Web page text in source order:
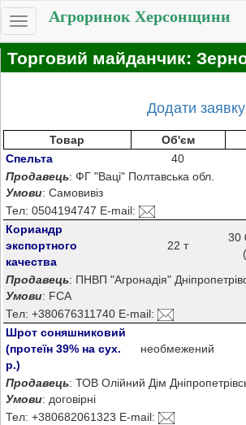
Toggle
navigation
Агроринок Херсонщини
Торговий майданчик:
Додати заявку
Товар Об'єм
Спельта
40
Продавець: ФГ "Ваці" Полтавська обл.
Умови: Самовивіз
Тел: 0504194747 E-mail:
Кориандр
экспортного
качества
22 т
30
Продавець: ПНВП "Агронадія"
Умови: FCA
Тел: +380676311740 E-mail:
Шрот соняшниковий
(протеїн 39% на сух.
р.)
необмежений
Продавець: ТОВ Олійний Дім
Умови: договірні
Тел: +380682061323 E-mail: